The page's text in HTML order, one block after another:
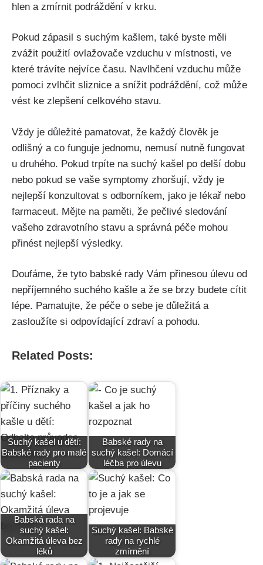
hlen a zmírnit podráždění ⁢v krku.
Pokud ⁣zápasil‍ s suchým kašlem, také byste měli
zvážit použití ovlažovače ⁣vzduchu v místnosti, ve
které trávíte nejvíce​ času. Navlhčení vzduchu může ​
pomoci‍ zvlhčit sliznice ​a snížit podráždění, což může
vést ke zlepšení⁤ celkového ⁢stavu.
Vždy je důležité pamatovat, že každý člověk je
odlišný a co​ funguje jednomu,⁢ nemusí nutně fungovat
u druhého. Pokud trpíte na suchý⁤ kašel po delší dobu
nebo pokud se vaše symptomy zhoršují, vždy je
nejlepší konzultovat ⁣s odborníkem, jako je lékař nebo
farmaceut.⁣ Mějte na paměti, že pečlivé sledování
vašeho zdravotního stavu a správná péče mohou
přinést nejlepší výsledky.
Doufáme, že ​tyto babské rady Vám přinesou úlevu od
nepříjemného suchého kašle a že se brzy ⁣budete cítit‍
lépe. Pamatujte, že péče o‌ sebe je důležitá a
zasloužíte ​si odpovídající ⁢zdraví a⁢ pohodu.‌
Related Posts:
Suchý kašel u dětí:
Babské rady pro malé
pacienty
Babské rady na
suchý kašel: Domácí
léčba pro úlevu
Babská rada na
suchý kašel:
Okamžitá úleva bez
léků
Suchý kašel: Babské
rady na rychlé
zmírnění